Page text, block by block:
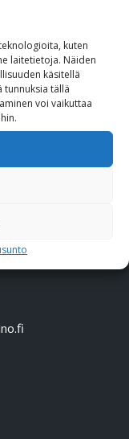
kuten
laitetietoja. Näiden
käsitellä
tunnuksia tällä
voi vaikuttaa